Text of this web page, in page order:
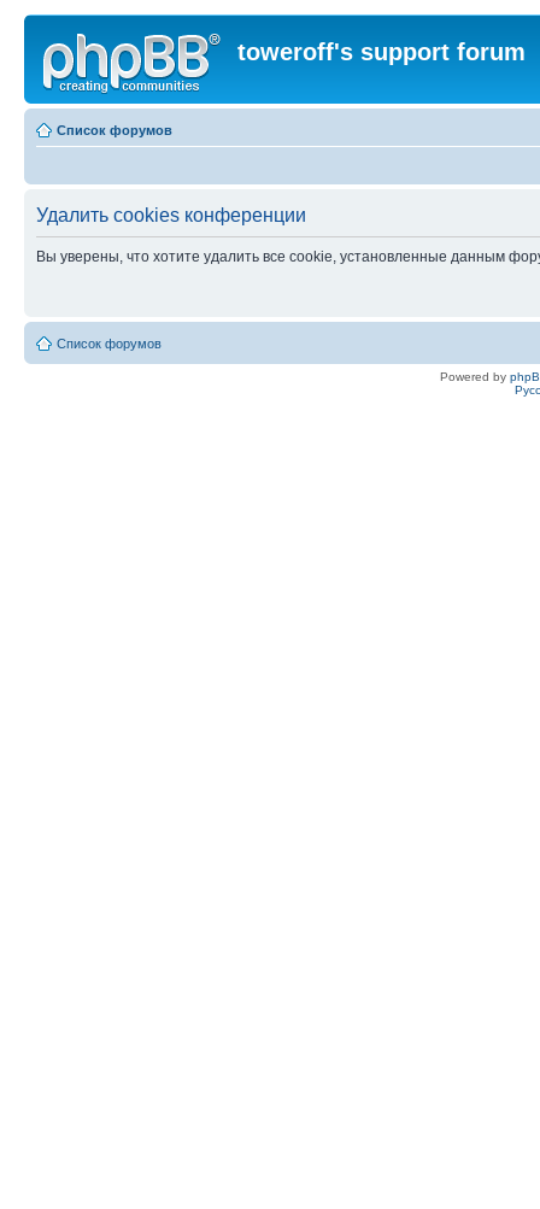
toweroff's support forum
Список форумов
Удалить cookies конференции
Вы уверены, что хотите удалить все cookie, установленные данным
Список форумов
Powered by